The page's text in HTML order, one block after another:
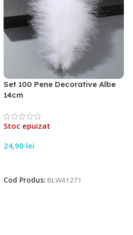
Set 100 Pene Decorative Albe
14cm
Stoc epuizat
24,90 lei
Cod Produs: BLW41271